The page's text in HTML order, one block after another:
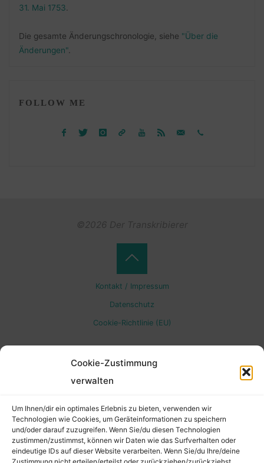
Cookie-Zustimmung
verwalten
Um Ihnen/dir ein optimales Erlebnis zu bieten, verwenden wir
Technologien wie Cookies, um Geräteinformationen zu speichern
und/oder darauf zuzugreifen. Wenn Sie/du diesen Technologien
zustimmen/zustimmst, können wir Daten wie das Surfverhalten oder
eindeutige IDs auf dieser Website verarbeiten. Wenn Sie/du Ihre/deine
31. Mai 1753
Die gesamte Änderungschronologie, siehe "Über die
Änderungen".
FOLLOW ME
©2026 Der Transkribierer
Kontakt / Impressum
Datenschutz
Cookie-Richtlinie (EU)
Back
to